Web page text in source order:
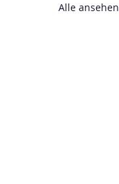
Alle ansehen